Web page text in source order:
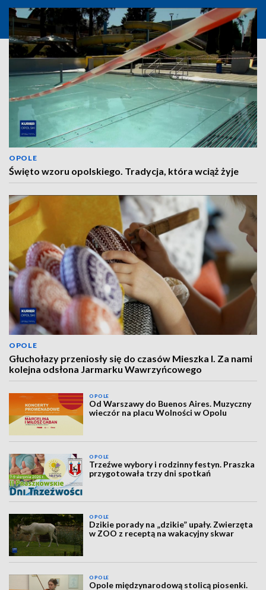
OPOLE
Święto wzoru opolskiego. Tradycja, która wciąż żyje
OPOLE
Głuchołazy przeniosły się do czasów Mieszka I. Za nami
kolejna odsłona Jarmarku Wawrzyńcowego
OPOLE
Od Warszawy do Buenos Aires. Muzyczny
wieczór na placu Wolności w Opolu
OPOLE
Trzeźwe wybory i rodzinny festyn. Praszka
przygotowała trzy dni spotkań
OPOLE
Dzikie porady na „dzikie” upały. Zwierzęta
w ZOO z receptą na wakacyjny skwar
OPOLE
Opole międzynarodową stolicą piosenki.